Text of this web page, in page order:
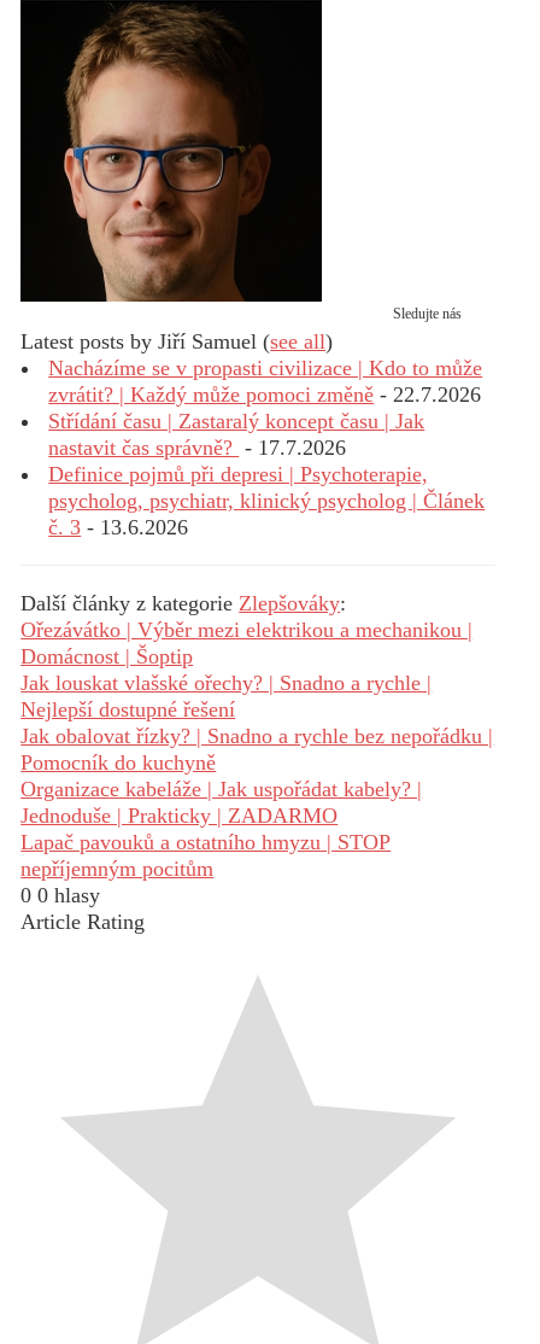
Sledujte nás
Latest posts by Jiří Samuel(see all)
Nacházíme se v propasti civilizace | Kdo to může
zvrátit? | Každý může pomoci změně - 22.7.2026
Střídání času | Zastaralý koncept času | Jak
nastavit čas správně? - 17.7.2026
Definice pojmů při depresi | Psychoterapie,
psycholog, psychiatr, klinický psycholog | Článek
č. 3 - 13.6.2026
Další články z kategorie Zlepšováky:
Ořezávátko | Výběr mezi elektrikou a mechanikou |
Domácnost | Šoptip
Jak louskat vlašské ořechy? | Snadno a rychle |
Nejlepší dostupné řešení
Jak obalovat řízky? | Snadno a rychle bez nepořádku |
Pomocník do kuchyně
Organizace kabeláže | Jak uspořádat kabely? |
Jednoduše | Prakticky | ZADARMO
Lapač pavouků a ostatního hmyzu | STOP
nepříjemným pocitům
0 0 hlasy
Article Rating